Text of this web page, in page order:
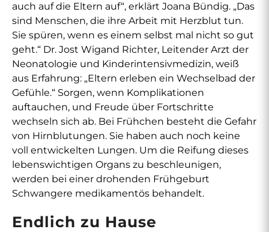
auch auf die Eltern auf“, erklärt Joana Bündig. „Das
sind Menschen, die ihre Arbeit mit Herzblut tun.
Sie spüren, wenn es einem selbst mal nicht so gut
geht.“ Dr. Jost Wigand Richter, Leitender Arzt der
Neonatologie und Kinderintensivmedizin, weiß
aus Erfahrung: „Eltern erleben ein Wechselbad der
Gefühle.“ Sorgen, wenn Komplikationen
auftauchen, und Freude über Fortschritte
wechseln sich ab. Bei Frühchen besteht die Gefahr
von Hirnblutungen. Sie haben auch noch keine
voll entwickelten Lungen. Um die Reifung dieses
lebenswichtigen Organs zu beschleunigen,
werden bei einer drohenden Frühgeburt
Schwangere medikamentös behandelt.
Endlich zu Hause